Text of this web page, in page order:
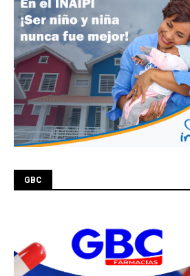
GBC